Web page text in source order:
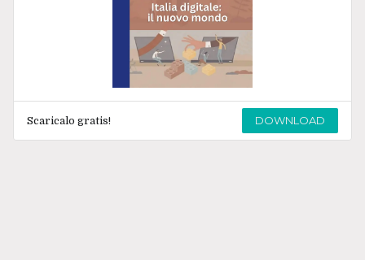
Scaricalo gratis! DOWNLOAD